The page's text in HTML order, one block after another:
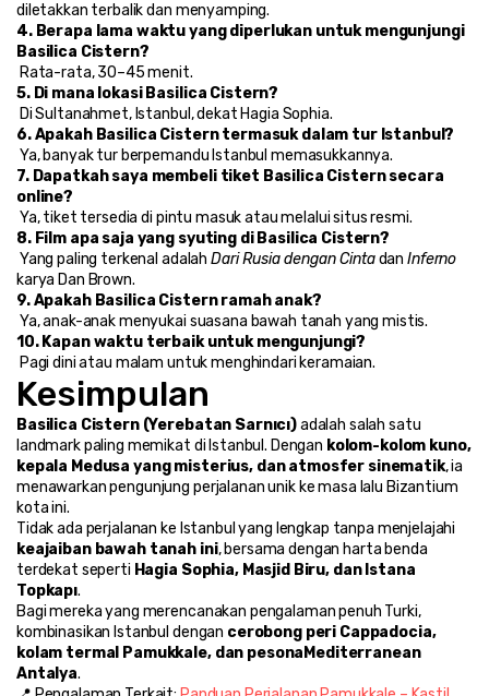
diletakkan terbalik dan menyamping.
4. Berapa lama waktu yang diperlukan untuk mengunjungi
Basilica Cistern?
Rata-rata, 30–45 menit.
5. Di mana lokasi Basilica Cistern?
Di Sultanahmet, Istanbul, dekat Hagia Sophia.
6. Apakah Basilica Cistern termasuk dalam tur Istanbul?
Ya, banyak tur berpemandu Istanbul memasukkannya.
7. Dapatkah saya membeli tiket Basilica Cistern secara
online?
Ya, tiket tersedia di pintu masuk atau melalui situs resmi.
8. Film apa saja yang syuting di Basilica Cistern?
Yang paling terkenal adalah Dari Rusia dengan Cinta dan Inferno
karya Dan Brown.
9. Apakah Basilica Cistern ramah anak?
Ya, anak-anak menyukai suasana bawah tanah yang mistis.
10. Kapan waktu terbaik untuk mengunjungi?
Pagi dini atau malam untuk menghindari keramaian.
Kesimpulan
Basilica Cistern (Yerebatan Sarnıcı) adalah salah satu
landmark paling memikat di Istanbul. Dengan kolom-kolom kuno,
kepala Medusa yang misterius, dan atmosfer sinematik, ia
menawarkan pengunjung perjalanan unik ke masa lalu Bizantium
kota ini.
keajaiban bawah tanah ini, bersama dengan harta benda
terdekat seperti Hagia Sophia, Masjid Biru, dan Istana
Topkapı.
Bagi mereka yang merencanakan pengalaman penuh Turki,
kombinasikan Istanbul dengan cerobong peri Cappadocia,
kolam termal Pamukkale, dan pesonaMediterranean
Antalya.